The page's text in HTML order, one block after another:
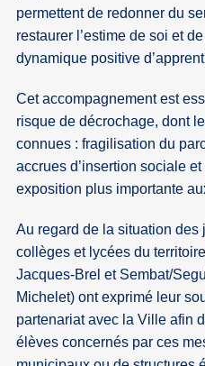
permettent de redonner du
restaurer l’estime de soi et
dynamique positive
Cet accompagnement est
risque de décrochage, dont
connues : fragilisation du
accrues d’insertion sociale
exposition plus importante
Au regard de la situation
collèges et lycées du
Jacques-Brel et Sembat/
Michelet) ont exprimé leur
partenariat avec la Ville afin
élèves concernés par ces